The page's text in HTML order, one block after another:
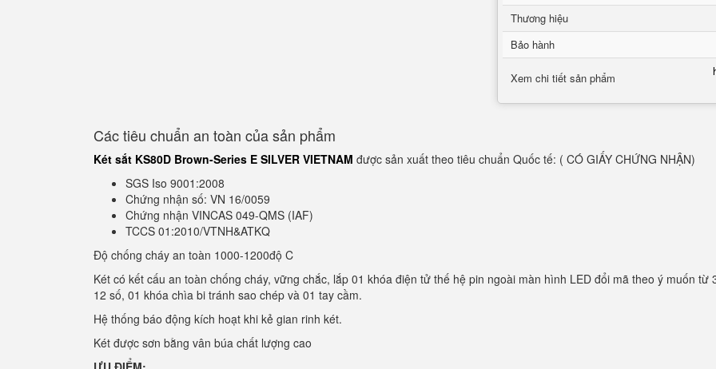
Thương hiệu
Bảo hành
Xem chi tiết sản phẩm
Các tiêu chuẩn an toàn của sản phẩm
Két sắt KS80D Brown-Series E SILVER VIETNAM được sản xuất theo tiêu chuẩn Quốc tế: ( CÓ GIẤY CHỨNG NHẬN)
SGS Iso 9001:2008
Chứng nhận số: VN 16/0059
Chứng nhận VINCAS 049-QMS (IAF)
TCCS 01:2010/VTNH&ATKQ
Độ chống cháy an toàn 1000-1200độ C
Két có kết cấu an toàn chống cháy, vững chắc, lắp 01 khóa điện tử thế hệ pin ngoài màn hình LED đổi mã theo ý muốn từ
12 số, 01 khóa chìa bi tránh sao chép và 01 tay cầm.
Hệ thống báo động kích hoạt khi kẻ gian rinh két.
Két được sơn bằng vân búa chất lượng cao